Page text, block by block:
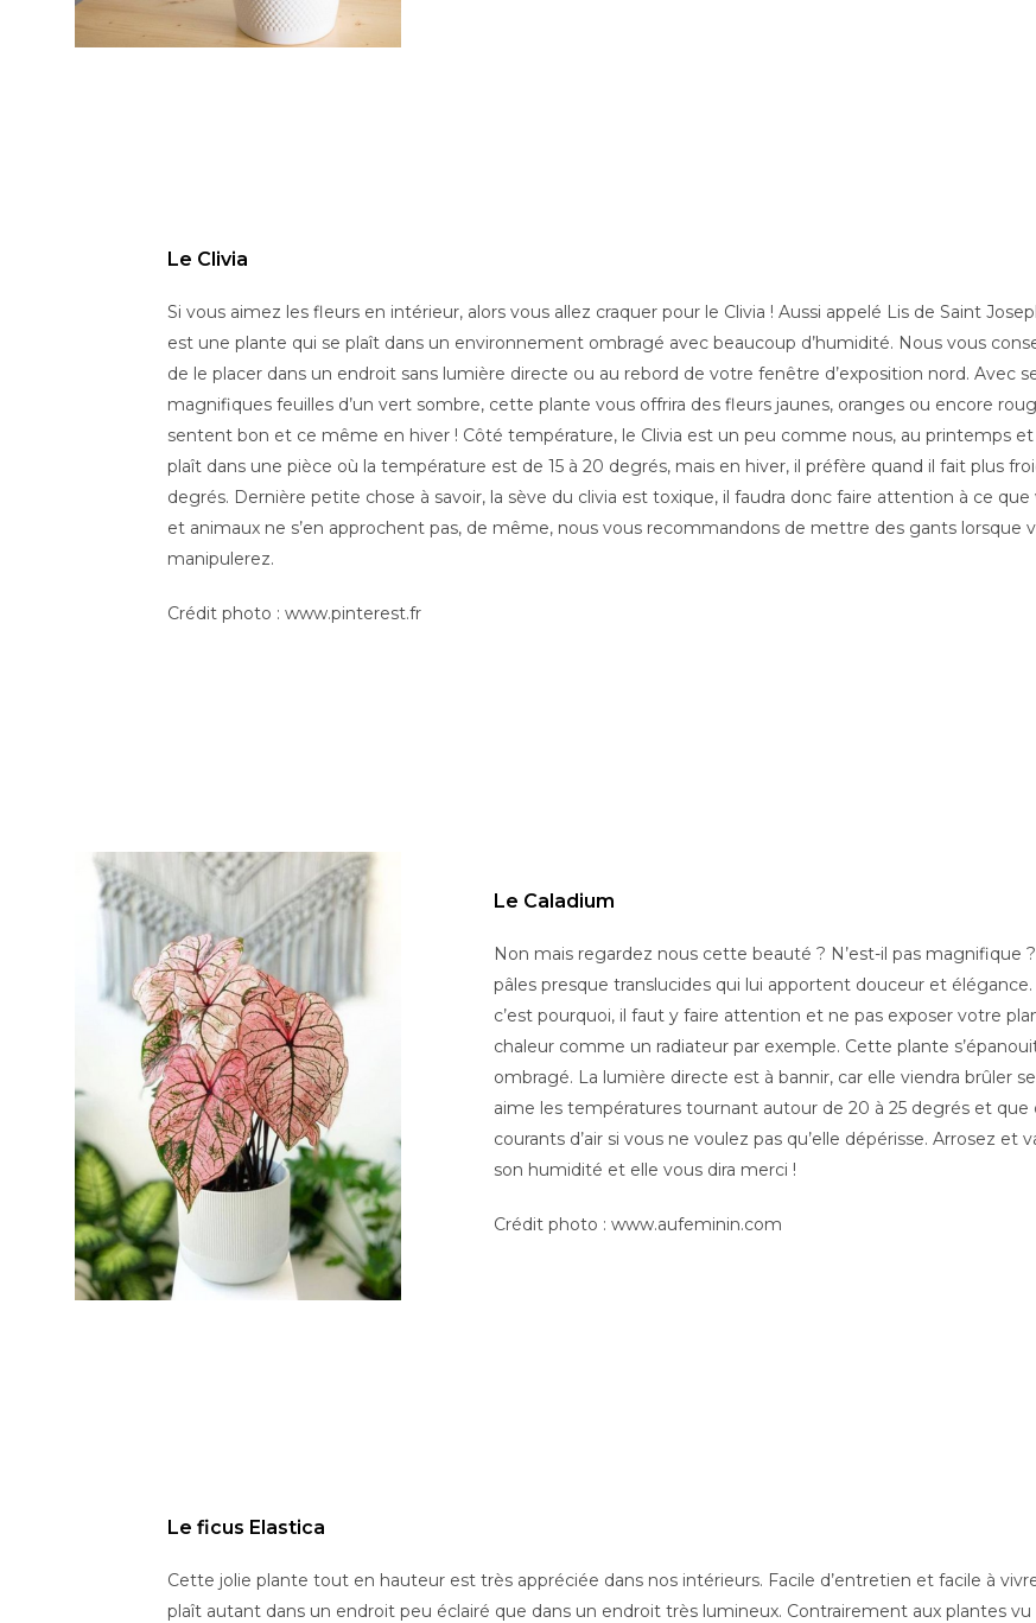
Le Clivia
Si vous aimez les fleurs en intérieur, alors vous allez craquer pour le Clivia ! Aussi appelé Lis de Saint
est une plante qui se plaît dans un environnement ombragé avec beaucoup d’humidité. Nous vous
de le placer dans un endroit sans lumière directe ou au rebord de votre fenêtre d’exposition nord. Avec
magnifiques feuilles d’un vert sombre, cette plante vous offrira des fleurs jaunes, oranges ou encore
sentent bon et ce même en hiver ! Côté température, le Clivia est un peu comme nous, au printemps
plaît dans une pièce où la température est de 15 à 20 degrés, mais en hiver, il préfère quand il fait plus
degrés. Dernière petite chose à savoir, la sève du clivia est toxique, il faudra donc faire attention à ce
et animaux ne s’en approchent pas, de même, nous vous recommandons de mettre des gants lorsque
manipulerez.
Crédit photo : www.pinterest.fr
Le Caladium
Non mais regardez nous cette beauté ? N’est-il pas magnifique
pâles presque translucides qui lui apportent douceur et
c’est pourquoi, il faut y faire attention et ne pas exposer votre
chaleur comme un radiateur par exemple. Cette plante
ombragé. La lumière directe est à bannir, car elle viendra brûler
aime les températures tournant autour de 20 à 25 degrés et que
courants d’air si vous ne voulez pas qu’elle dépérisse. Arrosez
son humidité et elle vous dira merci !
Crédit photo : www.aufeminin.com
Le ficus Elastica
Cette jolie plante tout en hauteur est très appréciée dans nos intérieurs. Facile d’entretien et facile à
plaît autant dans un endroit peu éclairé que dans un endroit très lumineux. Contrairement aux plantes vu